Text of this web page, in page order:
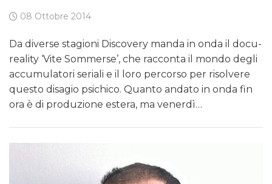
08 Ottobre 2014
Da diverse stagioni Discovery manda in onda il docu-
reality ‘Vite Sommerse’, che racconta il mondo degli
accumulatori seriali e il loro percorso per risolvere
questo disagio psichico. Quanto andato in onda fin
ora è di produzione estera, ma venerdì…